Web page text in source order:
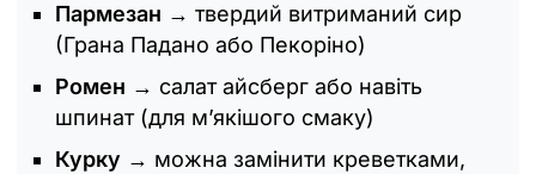
Пармезан → твердий витриманий сир
(Грана Падано або Пекоріно)
Ромен → салат айсберг або навіть
шпинат (для м’якішого смаку)
Курку → можна замінити креветками,